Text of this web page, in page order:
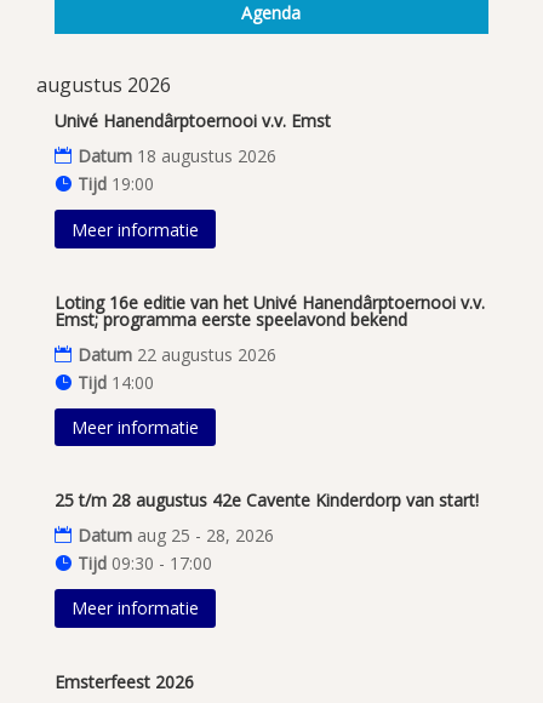
Agenda
augustus 2026
Univé Hanendârptoernooi v.v. Emst
Datum 18 augustus 2026
Tijd 19:00
Meer informatie
Loting 16e editie van het Univé Hanendârptoernooi v.v.
Emst; programma eerste speelavond bekend
Datum 22 augustus 2026
Tijd 14:00
Meer informatie
25 t/m 28 augustus 42e Cavente Kinderdorp van start!
Datum aug 25 - 28, 2026
Tijd 09:30 - 17:00
Meer informatie
Emsterfeest 2026